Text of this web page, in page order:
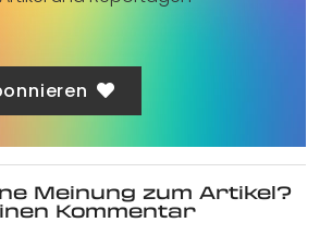
Meinung zum Artikel?
Kommentar